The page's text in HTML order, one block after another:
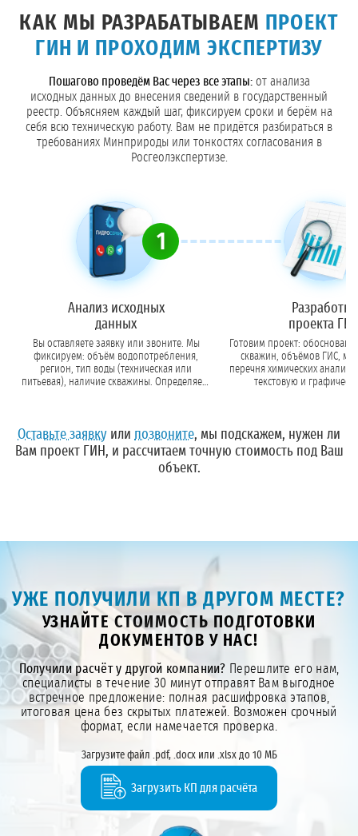
КАК МЫ РАЗРАБАТЫВАЕМ ПРОЕКТ
ГИН И ПРОХОДИМ ЭКСПЕРТИЗУ
Пошагово проведём Вас через все этапы:от анализа
исходных данных до внесения сведений в государственный
реестр. Объясняем каждый шаг, фиксируем сроки и берём на
себя всю техническую работу. Вам не придётся разбираться в
требованиях Минприроды или тонкостях согласования в
Росгеолэкспертизе.
1
Анализ исходных
данных
Вы оставляете заявку или звоните. Мы
фиксируем: объём водопотребления,
регион, тип воды (техническая или
питьевая), наличие скважины. Определяем,
Разработка
проекта
Готовим проект:
скважин, объёмов ГИС,
перечня химических анализов.
текстовую и
Оставьте заявку или позвоните, мы подскажем, нужен ли
Вам проект ГИН, и рассчитаем точную стоимость под Ваш
объект.
УЖЕ ПОЛУЧИЛИ КП В ДРУГОМ МЕСТЕ?
УЗНАЙТЕ СТОИМОСТЬ ПОДГОТОВКИ
ДОКУМЕНТОВ У НАС!
Получили расчёт у другой компании? Перешлите его нам,
специалисты в течение 30 минут отправят Вам выгодное
встречное предложение: полная расшифровка этапов,
итоговая цена без скрытых платежей. Возможен срочный
формат, если намечается проверка.
Загрузите файл .pdf, .docx или .xlsx до 10 МБ
Загрузить КП для расчёта